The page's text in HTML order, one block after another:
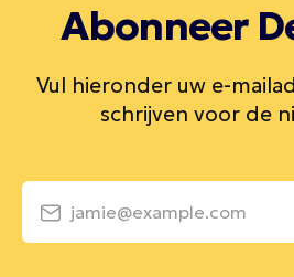
Abonneer
Vul hieronder uw e-
schrijven voor de
jamie@example.com